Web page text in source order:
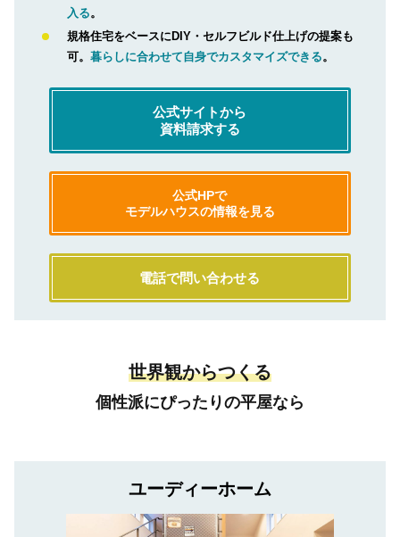
入る。
規格住宅をベースにDIY・セルフビルド仕上げの提案も
可。暮らしに合わせて自身でカスタマイズできる。
公式サイトから
資料請求する
公式HPで
モデルハウスの情報を見る
電話で問い合わせる
世界観からつくる
個性派にぴったりの平屋なら
ユーディーホーム